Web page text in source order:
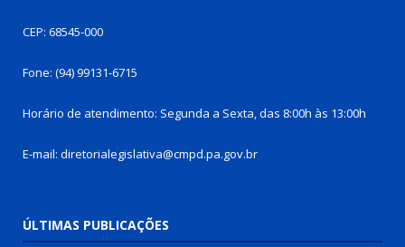
CEP: 68545-000
Fone: (94) 99131-6715
Horário de atendimento: Segunda a Sexta, das 8:00h às 13:00h
E-mail: diretorialegislativa@cmpd.pa.gov.br
ÚLTIMAS PUBLICAÇÕES